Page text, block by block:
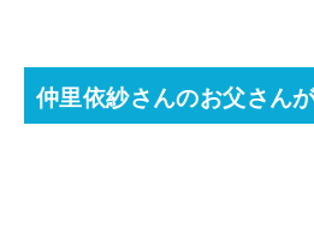
仲里依紗さんのお父さん